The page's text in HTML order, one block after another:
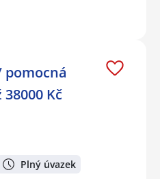
pomocná
Kč
Plný úvazek